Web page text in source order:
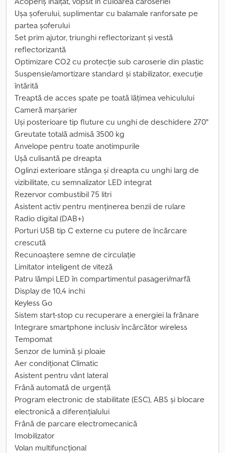
Ușa șoferului, suplimentar cu balamale ranforsate pe
partea șoferului
Set prim ajutor, triunghi reflectorizant și vestă
reflectorizantă
Optimizare CO2 cu protecție sub caroserie din plastic
Suspensie/amortizare standard și stabilizator, execuție
întărită
Treaptă de acces spate pe toată lățimea vehiculului
Cameră marșarier
Uși posterioare tip fluture cu unghi de deschidere 270°
Greutate totală admisă 3500 kg
Anvelope pentru toate anotimpurile
Ușă culisantă pe dreapta
Oglinzi exterioare stânga și dreapta cu unghi larg de
vizibilitate, cu semnalizator LED integrat
Rezervor combustibil 75 litri
Asistent activ pentru menținerea benzii de rulare
Radio digital (DAB+)
Porturi USB tip C externe cu putere de încărcare
crescută
Recunoaștere semne de circulație
Limitator inteligent de viteză
Patru lămpi LED în compartimentul pasageri/marfă
Display de 10,4 inchi
Keyless Go
Sistem start-stop cu recuperare a energiei la frânare
Integrare smartphone inclusiv încărcător wireless
Tempomat
Senzor de lumină și ploaie
Aer condiționat Climatic
Asistent pentru vânt lateral
Frână automată de urgență
Program electronic de stabilitate (ESC), ABS și blocare
electronică a diferențialului
Frână de parcare electromecanică
Imobilizator
Volan multifuncțional